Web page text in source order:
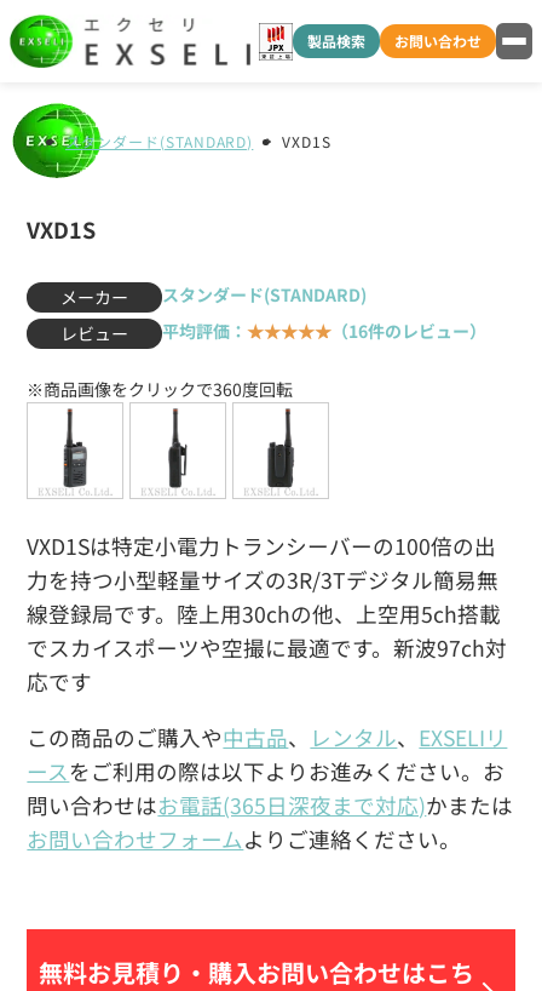
製品検索 お問い合わせ
スタンダード(STANDARD) VXD1S
VXD1S
メーカー
スタンダード(STANDARD)
レビュー
平均評価：★★★★★ （16件のレビュー）
VXD1Sは特定小電力トランシーバーの100倍の出
力を持つ小型軽量サイズの3R/3Tデジタル簡易無
線登録局です。陸上用30chの他、上空用5ch搭載
でスカイスポーツや空撮に最適です。新波97ch対
応です
この商品のご購入や中古品、 レンタル、 EXSELIリ
ース をご利用の際は以下よりお進みください。お
問い合わせはお電話(365日深夜まで対応)かまたは
お問い合わせフォームよりご連絡ください。
無料お見積り・ 購入お問い合わせはこち
※商品画像をクリックで360度回転